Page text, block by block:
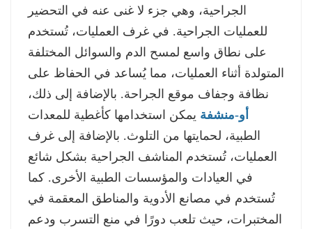
الجراحية، وهي جزء لا غنى عنه في التحضير
للعمليات الجراحية. في غرف العمليات، تُستخدم
على نطاق واسع لمسح الدم والسوائل المختلفة
المتولدة أثناء العمليات، مما يُساعد في الحفاظ على
نظافة وجفاف موقع الجراحة. بالإضافة إلى ذلك،
أو-منشفة يمكن استخدامها كأغطية للمعدات
الطبية، لحمايتها من التلوث. بالإضافة إلى غرف
العمليات، تُستخدم المناشف الجراحية بشكل شائع
في العيادات والمؤسسات الطبية الأخرى. كما
تُستخدم في مصانع الأدوية والمناطق المعقمة في
المختبرات، حيث تلعب دورًا في منع التسرب ودعم